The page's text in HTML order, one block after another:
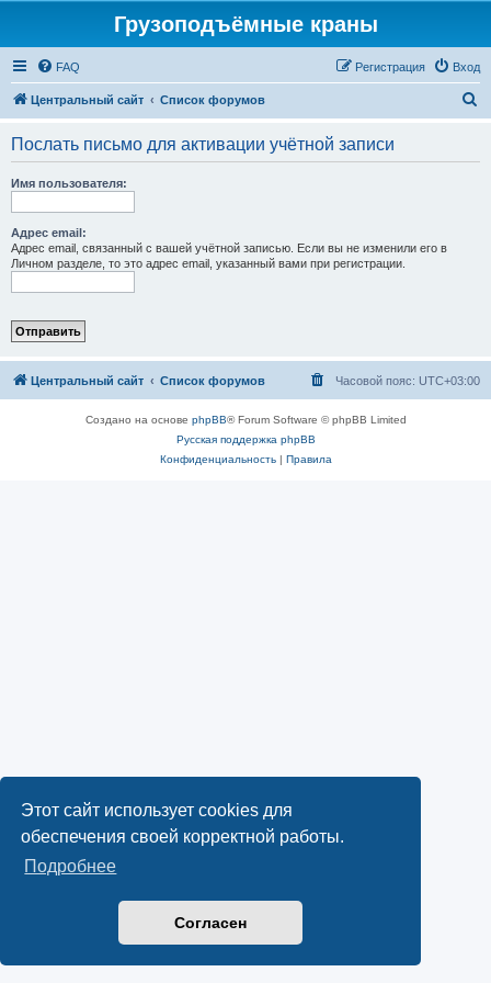
Этот сайт использует cookies для
обеспечения своей корректной работы.
Подробнее
Согласен
Грузоподъёмные краны
FAQ Вход
Регистрация
Центральный сайт Список форумов
Послать письмо для активации учётной записи
Имя пользователя:
Адрес email:
Адрес email, связанный с вашей учётной записью. Если вы не изменили его в
Личном разделе, то это адрес email, указанный вами при регистрации.
Центральный сайт Список форумов Часовой пояс: UTC+03:00
Создано на основе phpBB® Forum Software © phpBB Limited
Русская поддержка phpBB
Конфиденциальность| Правила